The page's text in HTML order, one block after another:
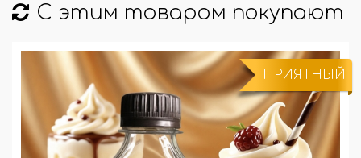
С этим товаром покупают
ПРИЯТНЫЙ